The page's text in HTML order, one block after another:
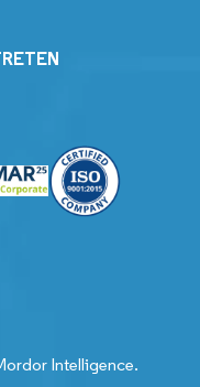
Intelligence.